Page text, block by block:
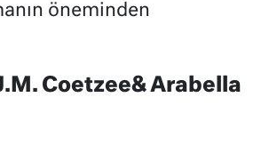
öneminden
Coetzee& Arabella